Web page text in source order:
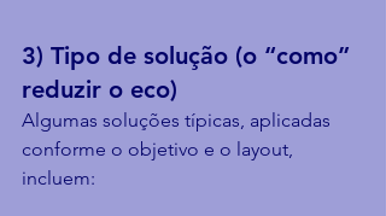
3) Tipo de solução (o “como”
reduzir o eco)
Algumas soluções típicas, aplicadas
conforme o objetivo e o layout,
incluem: